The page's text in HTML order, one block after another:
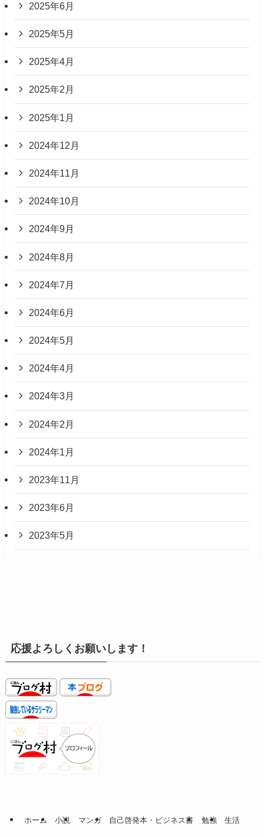
2025年6月
2025年5月
2025年4月
2025年2月
2025年1月
2024年12月
2024年11月
2024年10月
2024年9月
2024年8月
2024年7月
2024年6月
2024年5月
2024年4月
2024年3月
2024年2月
2024年1月
2023年11月
2023年6月
2023年5月
応援よろしくお願いします！
ホーム 小説 マンガ 自己啓発本・ビジネス書 勉強 生活